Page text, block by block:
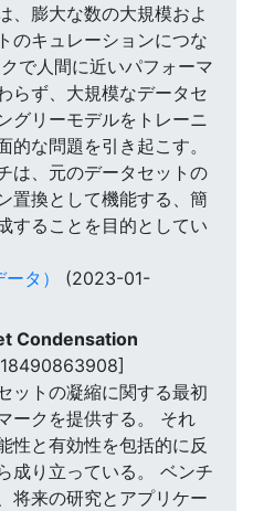
、膨大な数の大規模およ
のキュレーションにつな
で人間に近いパフォーマ
らず、大規模なデータセ
グリーモデルをトレーニ
的な問題を引き起こす。
は、元のデータセットの
置換として機能する、簡
することを目的としてい
タ）
(2023-01-
Condensation
ットの凝縮に関する最初
ークを提供する。 それ
性と有効性を包括的に反
成り立っている。 ベンチ
将来の研究とアプリケー